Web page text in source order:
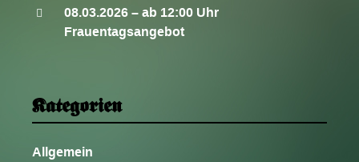
08.03.2026 – ab 12:00 Uhr
Frauentagsangebot
Kategorien
Allgemein